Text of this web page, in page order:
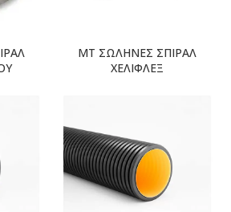
MT ΣΩΛΗΝΕΣ ΣΠΙΡΑΛ
ΧΕΛΙΦΛΕΞ